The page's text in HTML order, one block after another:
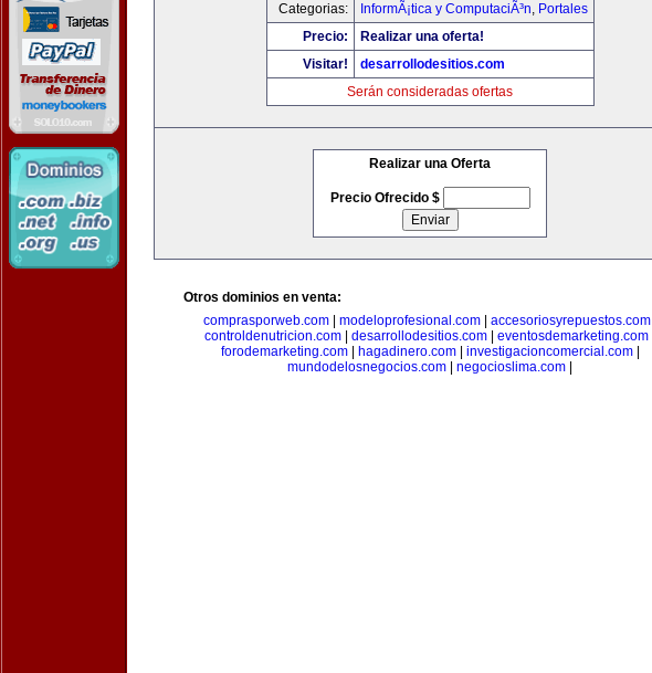
Categorias:
InformÃ¡tica y ComputaciÃ³n, Portales
Precio:
Realizar una oferta!
Visitar!
desarrollodesitios.com
Serán consideradas ofertas
Realizar una Oferta
Precio Ofrecido $
Otros dominios en venta:
comprasporweb.com| modeloprofesional.com| accesoriosyrepuestos.com|
controldenutricion.com
desarrollodesitios.com eventosdemarketing.com
forodemarketing.com| hagadinero.com| investigacioncomercial.com|
mundodelosnegocios.com
negocioslima.com